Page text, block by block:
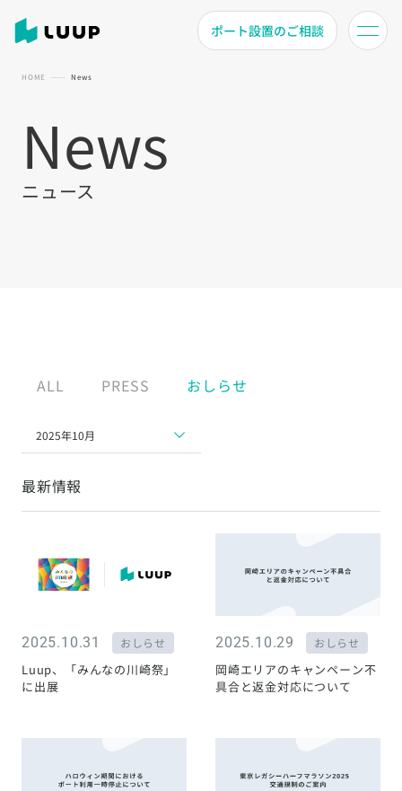
ポート設置のご相談
HOME News
News
ニュース
ALL PRESS おしらせ
2025年10月
最新情報
2025.10.31 おしらせ
Luup、「みんなの川崎祭」
に出展
2025.10.29 おしらせ
岡崎エリアのキャンペーン不
具合と返金対応について